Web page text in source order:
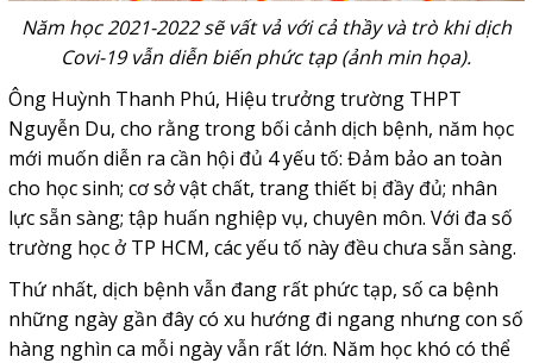
Năm học 2021-2022 sẽ vất vả với cả thầy và trò khi dịch
Covi-19 vẫn diễn biến phức tạp (ảnh min họa).
Ông Huỳnh Thanh Phú, Hiệu trưởng trường THPT
Nguyễn Du, cho rằng trong bối cảnh dịch bệnh, năm học
mới muốn diễn ra cần hội đủ 4 yếu tố: Đảm bảo an toàn
cho học sinh; cơ sở vật chất, trang thiết bị đầy đủ; nhân
lực sẵn sàng; tập huấn nghiệp vụ, chuyên môn. Với đa số
trường học ở TP HCM, các yếu tố này đều chưa sẵn sàng.
Thứ nhất, dịch bệnh vẫn đang rất phức tạp, số ca bệnh
những ngày gần đây có xu hướng đi ngang nhưng con số
hàng nghìn ca mỗi ngày vẫn rất lớn. Năm học khó có thể